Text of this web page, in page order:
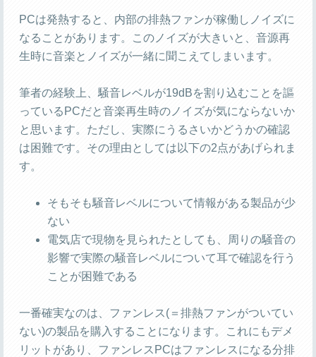
PCは発熱すると、内部の排熱ファンが稼働しノイズに
なることがあります。このノイズが大きいと、音源再
生時に音楽とノイズが一緒に聞こえてしまいます。
筆者の経験上、騒音レベルが19dBを割り込むことを謳
っているPCだと音楽再生時のノイズが気にならないか
と思います。ただし、実際にうるさいかどうかの確認
は困難です。その理由としては以下の2点があげられま
す。
そもそも騒音レベルについて情報がある製品が少
ない
電気店で現物を見られたとしても、周りの騒音の
影響で実際の騒音レベルについて耳で確認を行う
ことが困難である
一番確実なのは、ファンレス(＝排熱ファンがついてい
ない)の製品を購入することになります。これにもデメ
リットがあり、ファンレスPCはファンレスになる分排